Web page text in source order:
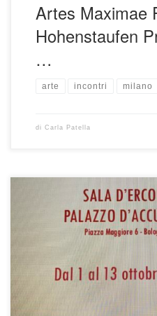
Artes Maximae
Hohenstaufen
…
arte incontri milano
di Carla Patella